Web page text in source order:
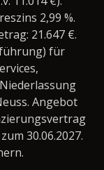
2,99 %.
21.647 €.
für
Angebot
30.06.2027.